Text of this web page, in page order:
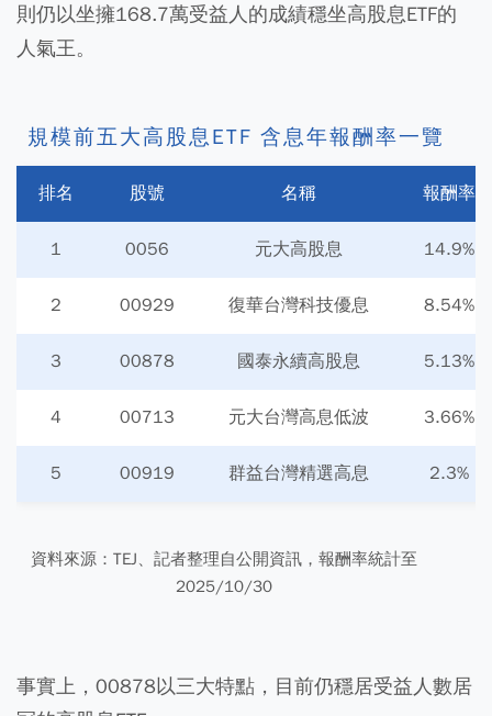
則仍以坐擁168.7萬受益人的成績穩坐高股息ETF的
人氣王。
規模前五大高股息ETF 含息年報酬率一覽
排名 股號 名稱 報酬率
1 0056 元大高股息 14.9%
2 00929 復華台灣科技優息 8.54%
3 00878 國泰永續高股息 5.13%
4 00713 元大台灣高息低波 3.66%
5 00919 群益台灣精選高息 2.3%
資料來源：TEJ、記者整理自公開資訊，報酬率統計至
2025/10/30
事實上，00878以三大特點，目前仍穩居受益人數居